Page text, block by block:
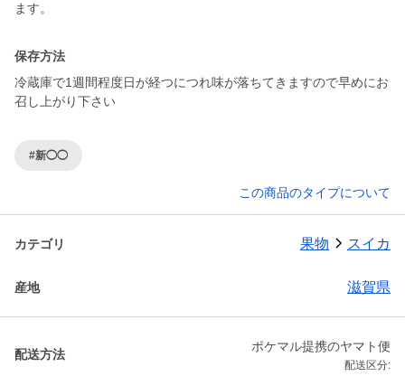
ます。
保存方法
冷蔵庫で1週間程度日が経つにつれ味が落ちてきますので早めにお
召し上がり下さい
#新◯◯
この商品のタイプについて
カテゴリ 果物 スイカ
産地 滋賀県
配送方法
ポケマル提携のヤマト便
配送区分: